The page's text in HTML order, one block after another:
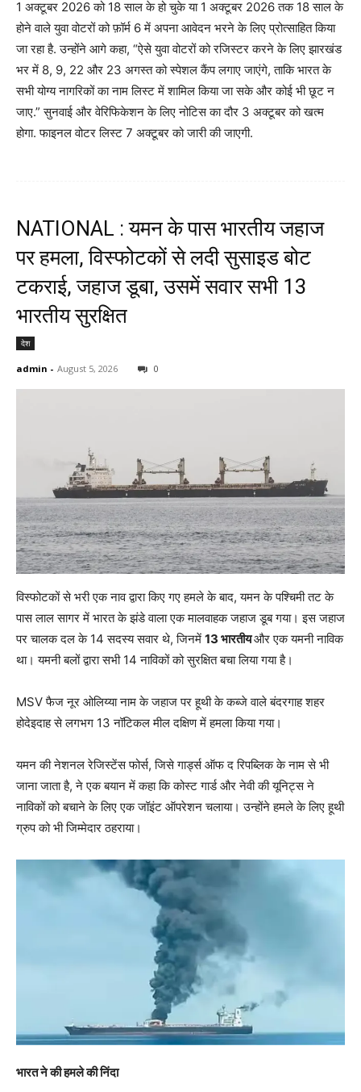
1 अक्टूबर 2026 को 18 साल के हो चुके या 1 अक्टूबर 2026 तक 18 साल के
होने वाले युवा वोटरों को फ़ॉर्म 6 में अपना आवेदन भरने के लिए प्रोत्साहित किया
जा रहा है. उन्होंने आगे कहा, “ऐसे युवा वोटरों को रजिस्टर करने के लिए झारखंड
भर में 8, 9, 22 और 23 अगस्त को स्पेशल कैंप लगाए जाएंगे, ताकि भारत के
सभी योग्य नागरिकों का नाम लिस्ट में शामिल किया जा सके और कोई भी छूट न
जाए.” सुनवाई और वेरिफिकेशन के लिए नोटिस का दौर 3 अक्टूबर को खत्म
होगा. फाइनल वोटर लिस्ट 7 अक्टूबर को जारी की जाएगी.
NATIONAL : यमन के पास भारतीय जहाज
पर हमला, विस्फोटकों से लदी सुसाइड बोट
टकराई, जहाज डूबा, उसमें सवार सभी 13
भारतीय सुरक्षित
देश
admin - August 5, 2026 0
विस्फोटकों से भरी एक नाव द्वारा किए गए हमले के बाद, यमन के पश्चिमी तट के
पास लाल सागर में भारत के झंडे वाला एक मालवाहक जहाज डूब गया। इस जहाज
पर चालक दल के 14 सदस्य सवार थे, जिनमें 13 भारतीयऔर एक यमनी नाविक
था। यमनी बलों द्वारा सभी 14 नाविकों को सुरक्षित बचा लिया गया है।
MSV फैज नूर ओलिय्या नाम के जहाज पर हूथी के कब्जे वाले बंदरगाह शहर
होदेइदाह से लगभग 13 नॉटिकल मील दक्षिण में हमला किया गया।
यमन की नेशनल रेजिस्टेंस फोर्स, जिसे गार्ड्स ऑफ द रिपब्लिक के नाम से भी
जाना जाता है, ने एक बयान में कहा कि कोस्ट गार्ड और नेवी की यूनिट्स ने
नाविकों को बचाने के लिए एक जॉइंट ऑपरेशन चलाया। उन्होंने हमले के लिए हूथी
ग्रुप को भी जिम्मेदार ठहराया।
भारत ने की हमले की निंदा